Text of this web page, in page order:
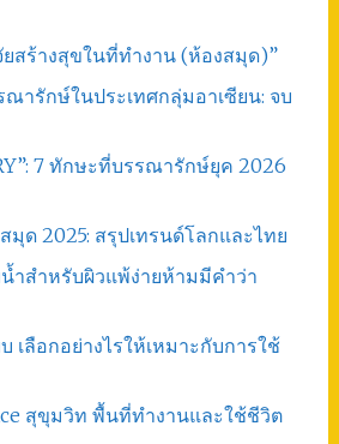
ยสร้างสุขในที่ทำงาน (ห้องสมุด)”
ณารักษ์ในประเทศกลุ่มอาเซียน: จบ
7 ทักษะที่บรรณารักษ์ยุค 2026
มุด 2025: สรุปเทรนด์โลกและไทย
ำสำหรับผิวแพ้ง่ายห้ามมีคำว่า
เลือกอย่างไรให้เหมาะกับการใช้
สุขุมวิท พื้นที่ทำงานและใช้ชีวิต